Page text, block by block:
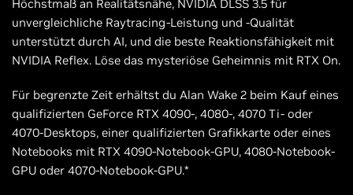
Höchstmaß an Realitätsnähe, NVIDIA DLSS 3.5 für
unvergleichliche Raytracing-Leistung und -Qualität
unterstützt durch AI, und die beste Reaktionsfähigkeit mit
NVIDIA Reflex. Löse das mysteriöse Geheimnis mit RTX On.
Für begrenzte Zeit erhältst du Alan Wake 2 beim Kauf eines
qualifizierten GeForce RTX 4090-, 4080-, 4070 Ti- oder
4070-Desktops, einer qualifizierten Grafikkarte oder eines
Notebooks mit RTX 4090-Notebook-GPU, 4080-Notebook-
GPU oder 4070-Notebook-GPU.*